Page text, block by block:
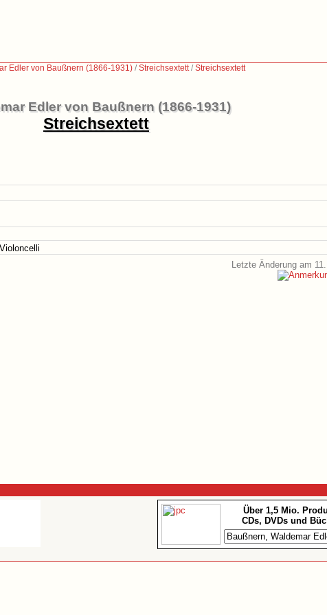
Edler von Baußnern (1866-1931) /Streichsextett/Streichsextett
Edler von Baußnern (1866-1931)
Streichsextett
Letzte Änderung am
Über 1,5 Mio.
CDs, DVDs und